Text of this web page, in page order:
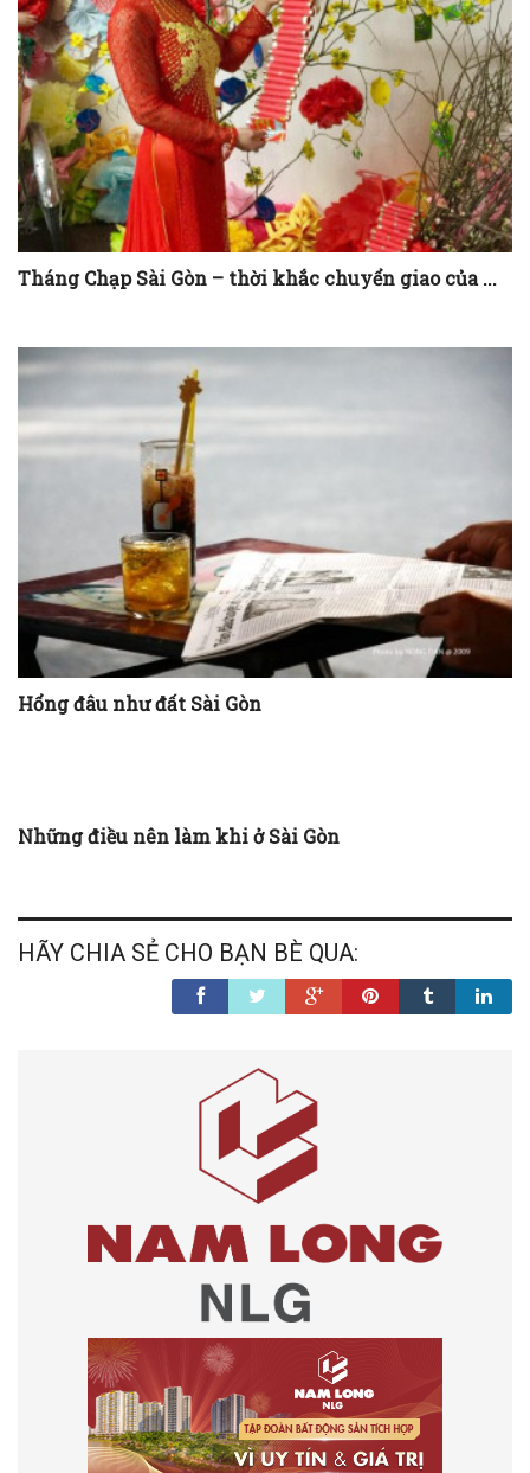
Tháng Chạp Sài Gòn – thời khắc chuyển giao của ...
Hổng đâu như đất Sài Gòn
Những điều nên làm khi ở Sài Gòn
HÃY CHIA SẺ CHO BẠN BÈ QUA: